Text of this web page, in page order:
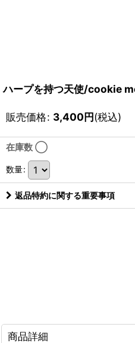
ハープを持つ天使/cookie
販売価格: 3,400円(税込)
在庫数 ◯
数量:
返品特約に関する重要事項
商品詳細